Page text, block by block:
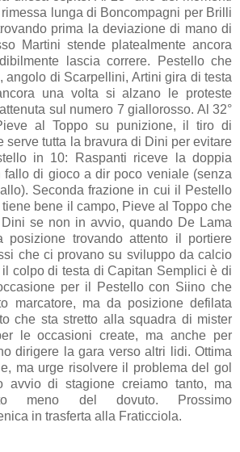
lunga di Boncompagni per Brilli
prima la deviazione di mano di
Martini stende platealmente ancora
lascia correre. Pestello che
angolo di Scarpellini, Artini gira di testa
una volta si alzano le proteste
sul numero 7 giallorosso. Al 32°
al Toppo su punizione, il tiro di
serve tutta la bravura di Dini per evitare
in 10: Raspanti riceve la doppia
fallo di gioco a dir poco veniale (senza
Seconda frazione in cui il Pestello
bene il campo, Pieve al Toppo che
se non in avvio, quando De Lama
posizione trovando attento il portiere
che ci provano su sviluppo da calcio
il colpo di testa di Capitan Semplici è di
per il Pestello con Siino che
marcatore, ma da posizione defilata
che sta stretto alla squadra di mister
le occasioni create, ma anche per
dirigere la gara verso altri lidi. Ottima
ma urge risolvere il problema del gol
avvio di stagione creiamo tanto, ma
meno del dovuto. Prossimo
in trasferta alla Fraticciola.